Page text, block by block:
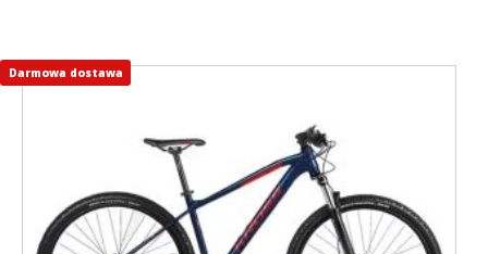
Ten
wariantów.
Opcje
można
Darmowa dostawa